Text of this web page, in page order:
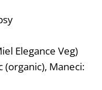
Elegance Veg)
(organic), Maneci: